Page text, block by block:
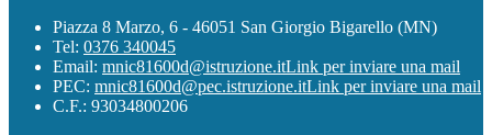
Piazza 8 Marzo, 6 - 46051 San Giorgio Bigarello (MN)
Tel: 0376 340045
Email: mnic81600d@istruzione.itLink per inviare una mail
PEC: mnic81600d@pec.istruzione.itLink per inviare una mail
C.F.: 93034800206